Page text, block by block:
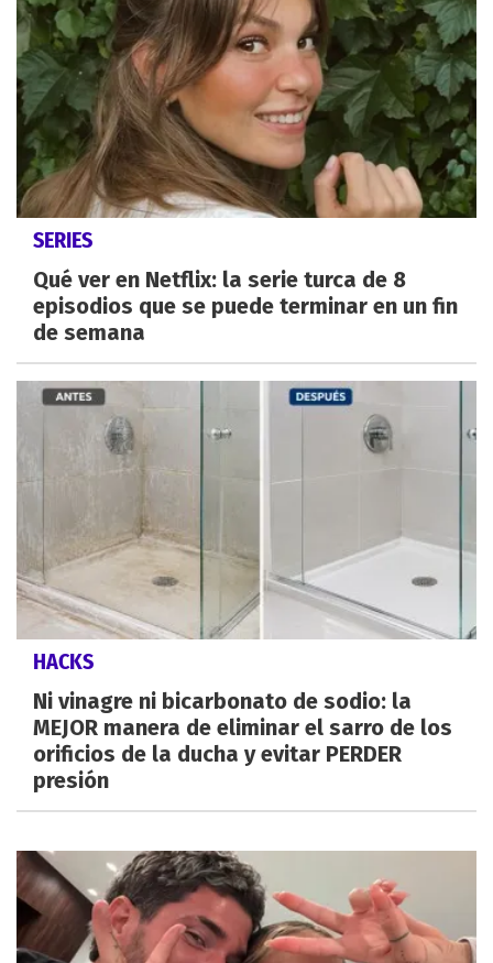
SERIES
Qué ver en Netflix: la serie turca de 8
episodios que se puede terminar en un fin
de semana
HACKS
Ni vinagre ni bicarbonato de sodio: la
MEJOR manera de eliminar el sarro de los
orificios de la ducha y evitar PERDER
presión